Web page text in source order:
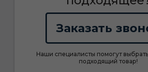
Заказать
Наши специалисты помогут
подходящий товар!